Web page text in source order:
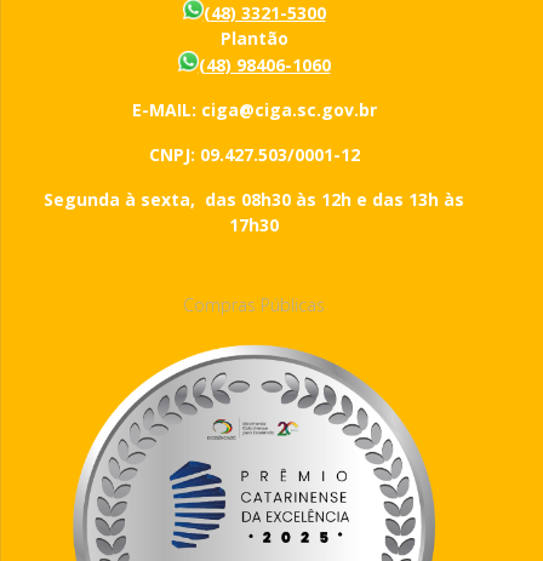
(48) 3321-5300
Plantão
(48) 98406-1060
E-MAIL: ciga@ciga.sc.gov.br
CNPJ: 09.427.503/0001-12
Segunda à sexta, das 08h30 às 12h e das 13h às
17h30
Compras Públicas